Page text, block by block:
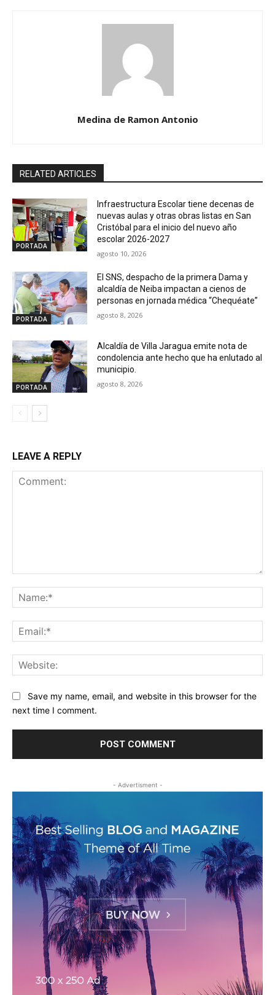
Medina de Ramon Antonio
RELATED ARTICLES
PORTADA
Infraestructura Escolar tiene decenas de
nuevas aulas y otras obras listas en San
Cristóbal para el inicio del nuevo año
escolar 2026-2027
agosto 10, 2026
PORTADA
El SNS, despacho de la primera Dama y
alcaldía de Neiba impactan a cienos de
personas en jornada médica “Chequéate”
agosto 8, 2026
PORTADA
Alcaldía de Villa Jaragua emite nota de
condolencia ante hecho que ha enlutado al
municipio.
agosto 8, 2026
LEAVE A REPLY
Save my name, email, and website in this browser for the
next time I comment.
- Advertisment -